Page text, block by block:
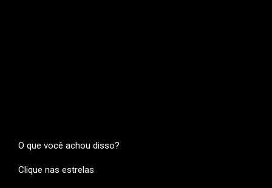
O que você achou disso?
Clique nas estrelas